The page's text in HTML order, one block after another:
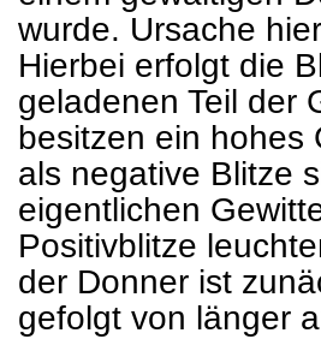
wurde. Ursache
Hierbei erfolgt die
geladenen Teil der
besitzen ein hohes
als negative Blitze
eigentlichen
Positivblitze
der Donner ist
gefolgt von länger